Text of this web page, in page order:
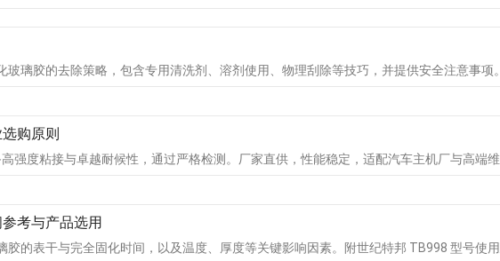
璃胶的去除策略，包含专用清洗剂、溶剂使用、物理刮除等技巧，并提供安全注意事项。
购原则
强度粘接与卓越耐候性，通过严格检测。厂家直供，性能稳定，适配汽车主机厂与高端维
考与产品选用
的表干与完全固化时间，以及温度、厚度等关键影响因素。附世纪特邦 TB998 型号使用